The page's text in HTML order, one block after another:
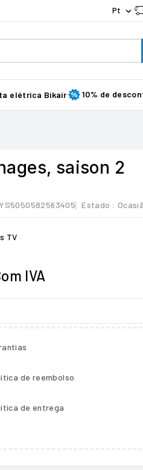
Pt 
elétrica Bikair 10% de
saison 2
Estado :
TV
IVA
de reembolso
de entrega